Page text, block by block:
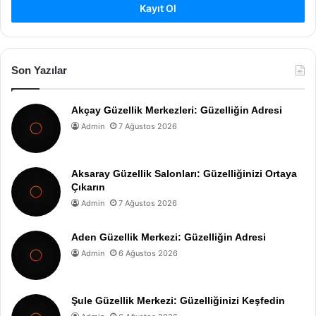
Kayıt Ol
Son Yazılar
Akçay Güzellik Merkezleri: Güzelliğin Adresi
Admin 7 Ağustos 2026
Aksaray Güzellik Salonları: Güzelliğinizi Ortaya
Çıkarın
Admin 7 Ağustos 2026
Aden Güzellik Merkezi: Güzelliğin Adresi
Admin 6 Ağustos 2026
Şule Güzellik Merkezi: Güzelliğinizi Keşfedin